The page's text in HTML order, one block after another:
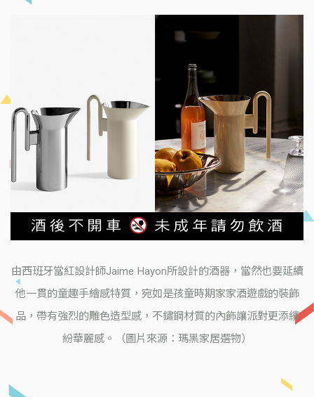
由西班牙當紅設計師Jaime Hayon所設計的酒器，當然也要延續
他一貫的童趣手繪感特質，宛如是孩童時期家家酒遊戲的裝飾
品，帶有強烈的雕色造型感，不鏽鋼材質的內飾讓派對更添繽
紛華麗感。（圖片來源：瑪黑家居選物）